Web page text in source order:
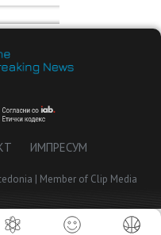
ИМПРЕСУМ
| Member of Clip Media